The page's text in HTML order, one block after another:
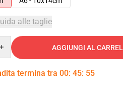
alle taglie
AGGIUNGI AL
termina tra 00: 45: 54